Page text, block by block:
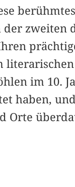
der zweiten
literarischen
im 10.
haben,
Orte